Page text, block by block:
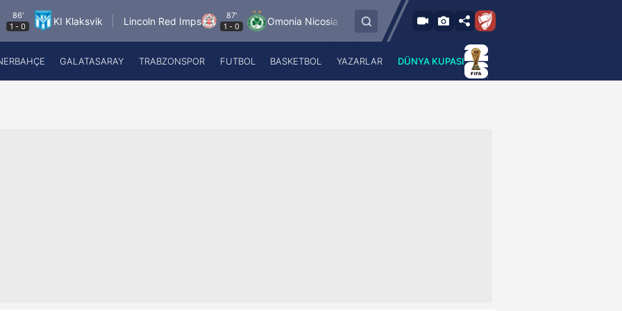
KI Klaksvik Lincoln Red Imps
87'
1-0 Omonia Nicosia Vilnius FK Zalgiris
89'
-5 HNK Hajduk Split
A Haber Radyo
GALATASARAY TRABZONSPOR FUTBOL BASKETBOL YAZARLAR DÜNYA KUPASI